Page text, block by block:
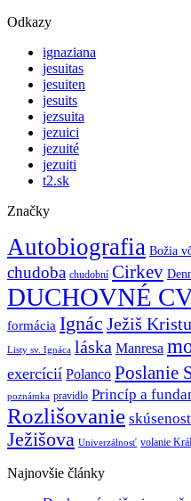
Odkazy
ignaziana
jesuitas
jesuiten
jesuits
jezsuita
jezuici
jezuité
jezuiti
t2.sk
Značky
Autobiografia Božia
chudoba chudobní Cirkev
DUCHOVNÉ
formácia Ignác Ježiš
Listy sv. Ignáca láska Manresa
exercícií Polanco Poslanie
poznámka pravidlo Princíp a
Rozlišovanie
Ježišova Univerzálnosť volanie
Najnovšie články